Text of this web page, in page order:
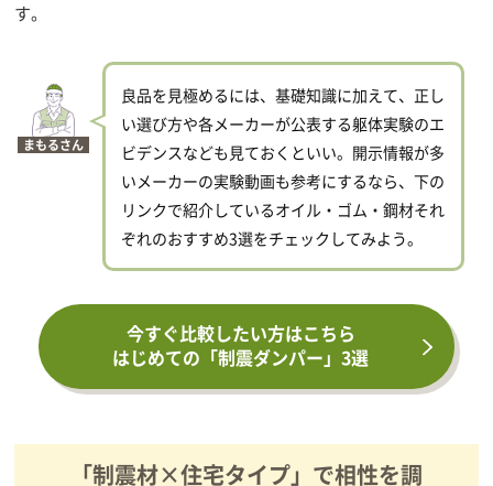
す。
まもるさん
良品を見極めるには、基礎知識に加えて、正し
い選び方や各メーカーが公表する躯体実験のエ
ビデンスなども見ておくといい。開示情報が多
いメーカーの実験動画も参考にするなら、下の
リンクで紹介しているオイル・ゴム・鋼材それ
ぞれのおすすめ3選をチェックしてみよう。
今すぐ比較したい方はこちら
はじめての「制震ダンパー」3選
「制震材×住宅タイプ」で相性を調